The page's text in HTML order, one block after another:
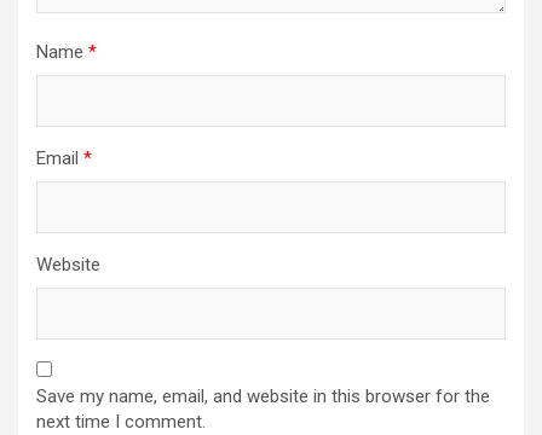
Name *
Email *
Website
Save my name, email, and website in this browser for the
next time I comment.